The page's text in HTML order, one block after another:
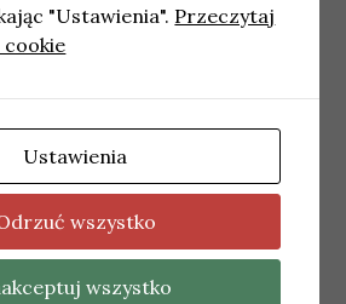
Warszawa – Piątek
redakcja
"Ustawienia". Przeczytaj
cookie
Ustawienia
wszystko
wszystko